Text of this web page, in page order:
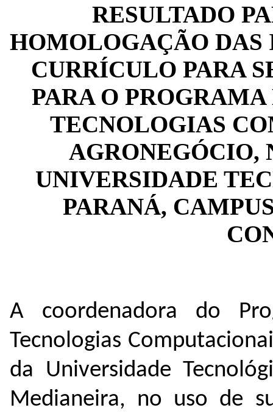
RESULTADO
HOMOLOGAÇÃO DAS
CURRÍCULO PARA
PARA O
TECNOLOGIAS
AGRONEGÓCIO,
UNIVERSIDADE
PARANÁ,
A coordenadora do
Tecnologias
da Universidade
Medianeira, no uso de